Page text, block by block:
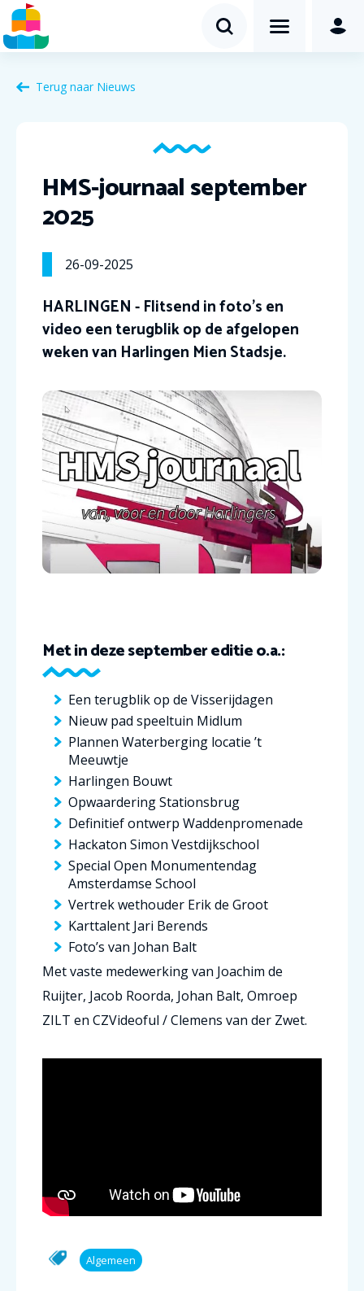
Terug naar Nieuws
HMS-journaal september
2025
26-09-2025
HARLINGEN - Flitsend in foto’s en
video een terugblik op de afgelopen
weken van Harlingen Mien Stadsje.
Met in deze september editie o.a.:
Een terugblik op de Visserijdagen
Nieuw pad speeltuin Midlum
Plannen Waterberging locatie ’t
Meeuwtje
Harlingen Bouwt
Opwaardering Stationsbrug
Definitief ontwerp Waddenpromenade
Hackaton Simon Vestdijkschool
Special Open Monumentendag
Amsterdamse School
Vertrek wethouder Erik de Groot
Karttalent Jari Berends
Foto’s van Johan Balt
Met vaste medewerking van Joachim de
Ruijter, Jacob Roorda, Johan Balt, Omroep
ZILT en CZVideoful / Clemens van der Zwet.
Algemeen